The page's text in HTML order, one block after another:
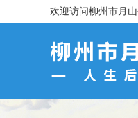
欢迎访问柳州市月